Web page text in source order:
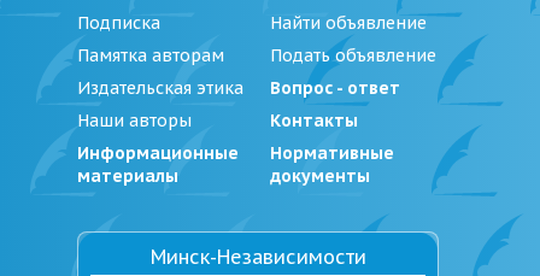
Подписка
Памятка авторам
Издательская этика
Наши авторы
Информационные
материалы
Найти объявление
Подать объявление
Вопрос - ответ
Контакты
Нормативные
документы
Минск-Независимости